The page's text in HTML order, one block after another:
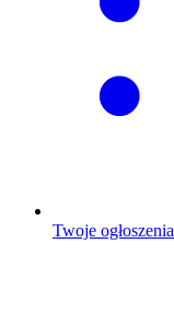
Twoje ogłoszenia